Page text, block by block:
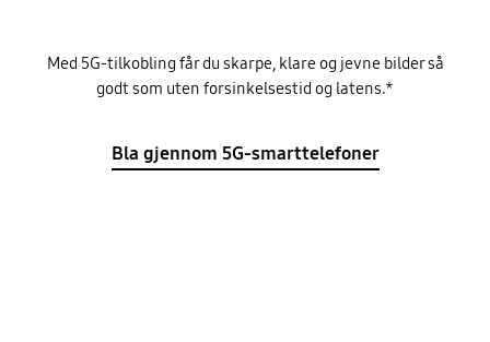
Med 5G-tilkobling får du skarpe, klare og jevne bilder så
godt som uten forsinkelsestid og latens.*
Bla gjennom 5G-smarttelefoner